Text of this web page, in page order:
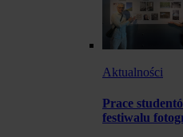
Aktualności
Prace
festiwalu